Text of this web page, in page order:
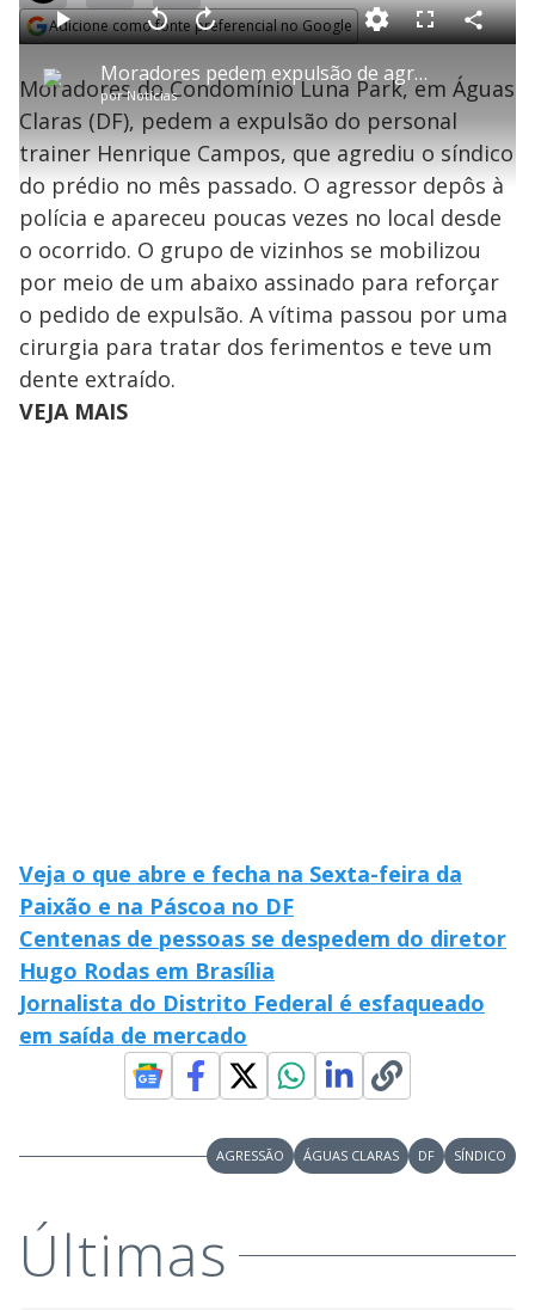
Adicione como fonte preferencial no Google
P
l
a
y
V
Moradores pedem expulsão de agressor de síndico em Águas Claras (DF)
porNotícias
P V
l
t
a
r
0
e
g
u
n
d
s
A
n
ç
a
1
s
e
u
n
o
s
M
d
o
o
a
d
e
4
.
5
8
%
F
l
s
c
e
n
C
o
a
r
h
a
Moradores do Condomínio Luna Park, em Águas
Claras (DF), pedem a expulsão do personal
trainer Henrique Campos, que agrediu o síndico
do prédio no mês passado. O agressor depôs à
polícia e apareceu poucas vezes no local desde
o ocorrido. O grupo de vizinhos se mobilizou
por meio de um abaixo assinado para reforçar
o pedido de expulsão. A vítima passou por uma
cirurgia para tratar dos ferimentos e teve um
dente extraído.
VEJA MAIS
Veja o que abre e fecha na Sexta-feira da
Paixão e na Páscoa no DF
Centenas de pessoas se despedem do diretor
Hugo Rodas em Brasília
Jornalista do Distrito Federal é esfaqueado
em saída de mercado
AGRESSÃO ÁGUAS CLARAS DF SÍNDICO
Últimas